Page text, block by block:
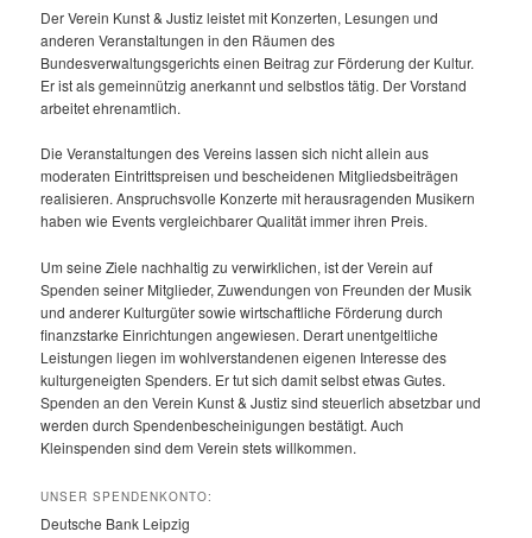
Der Verein Kunst & Justiz leistet mit Konzerten, Lesungen und
anderen Veranstaltungen in den Räumen des
Bundesverwaltungsgerichts einen Beitrag zur Förderung der Kultur.
Er ist als gemeinnützig anerkannt und selbstlos tätig. Der Vorstand
arbeitet ehrenamtlich.
Die Veranstaltungen des Vereins lassen sich nicht allein aus
moderaten Eintrittspreisen und bescheidenen Mitgliedsbeiträgen
realisieren. Anspruchsvolle Konzerte mit herausragenden Musikern
haben wie Events vergleichbarer Qualität immer ihren Preis.
Um seine Ziele nachhaltig zu verwirklichen, ist der Verein auf
Spenden seiner Mitglieder, Zuwendungen von Freunden der Musik
und anderer Kulturgüter sowie wirtschaftliche Förderung durch
finanzstarke Einrichtungen angewiesen. Derart unentgeltliche
Leistungen liegen im wohlverstandenen eigenen Interesse des
kulturgeneigten Spenders. Er tut sich damit selbst etwas Gutes.
Spenden an den Verein Kunst & Justiz sind steuerlich absetzbar und
werden durch Spendenbescheinigungen bestätigt. Auch
Kleinspenden sind dem Verein stets willkommen.
UNSER SPENDENKONTO:
Deutsche Bank Leipzig